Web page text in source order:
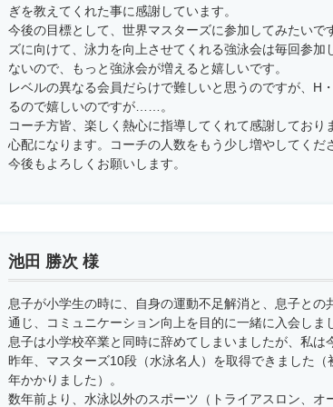
ぎを教えてくれた事に感謝しています。
今後の目標として、世界マスターズに参加してみたいで
ズに向けて、泳力を向上させてくれる強泳会は毎回参
ないので、もっと強泳会が増えると嬉しいです。
レベルの異なる会員だらけで難しいと思うのですが、H
るので嬉しいのですが……。
コーチ方皆、楽しく熱心に指導してくれて感謝してお
心配になります。コーチの人数をもう少し増やしてくだ
今後もよろしくお願いします。
池田 勝次 様
息子が小学生の時に、自身の運動不足解消と、息子との
通じ、コミュニケーション向上を目的に一緒に入会しま
息子は小学校卒業と同時に辞めてしまいましたが、私は
昨年、マスターズ10段（水泳名人）を取得できました（
年かかりました）。
数年前より、水泳以外のスポーツ（トライアスロン、オ